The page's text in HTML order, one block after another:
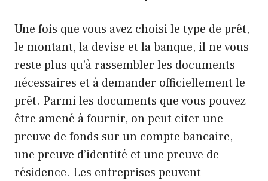
Une fois que vous avez choisi le type de prêt,
le montant, la devise et la banque, il ne vous
reste plus qu’à rassembler les documents
nécessaires et à demander officiellement le
prêt. Parmi les documents que vous pouvez
être amené à fournir, on peut citer une
preuve de fonds sur un compte bancaire,
une preuve d’identité et une preuve de
résidence. Les entreprises peuvent